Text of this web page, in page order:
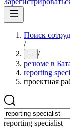
Поиск
/
... /
резюме в
reporting
проектная
reporting specialist